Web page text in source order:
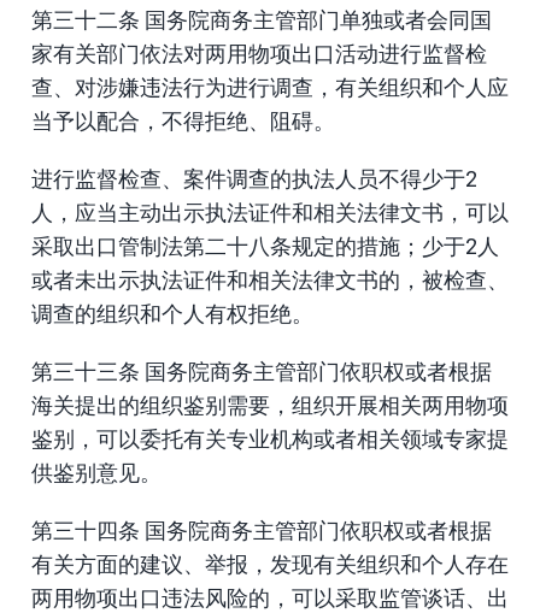
第三十二条 国务院商务主管部门单独或者会同国
家有关部门依法对两用物项出口活动进行监督检
查、对涉嫌违法行为进行调查，有关组织和个人应
当予以配合，不得拒绝、阻碍。
进行监督检查、案件调查的执法人员不得少于2
人，应当主动出示执法证件和相关法律文书，可以
采取出口管制法第二十八条规定的措施；少于2人
或者未出示执法证件和相关法律文书的，被检查、
调查的组织和个人有权拒绝。
第三十三条 国务院商务主管部门依职权或者根据
海关提出的组织鉴别需要，组织开展相关两用物项
鉴别，可以委托有关专业机构或者相关领域专家提
供鉴别意见。
第三十四条 国务院商务主管部门依职权或者根据
有关方面的建议、举报，发现有关组织和个人存在
两用物项出口违法风险的，可以采取监管谈话、出